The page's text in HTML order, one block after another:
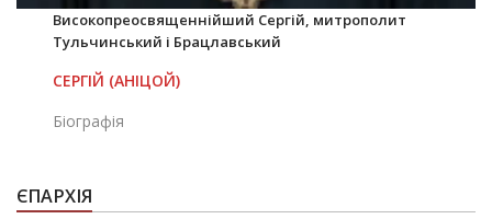
Високопреосвященнійший Сергій, митрополит
Тульчинський і Брацлавський
СЕРГІЙ (АНІЦОЙ)
Біографія
ЄПАРХІЯ